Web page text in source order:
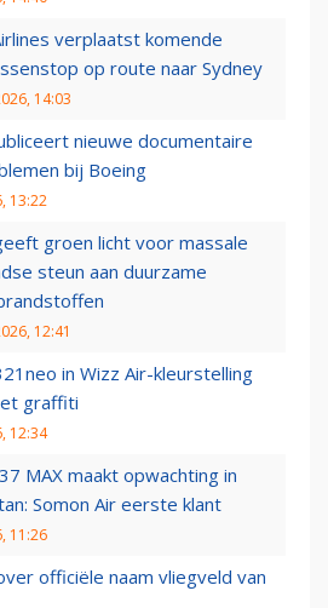
verplaatst komende
op route naar Sydney
14:03
nieuwe documentaire
bij Boeing
13:22
groen licht voor massale
steun aan duurzame
12:41
in Wizz Air-kleurstelling
graffiti
12:34
MAX maakt opwachting in
Somon Air eerste klant
11:26
officiële naam vliegveld van